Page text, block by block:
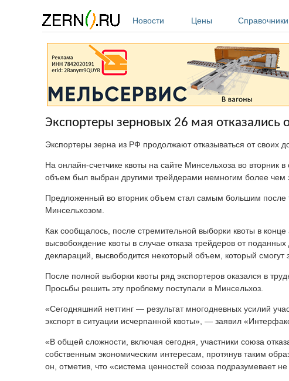
Новости
Цены Справочники
Экспортеры зерновых 26 мая отказались
Экспортеры зерна из РФ продолжают отказываться от
На онлайн-счетчике квоты на сайте Минсельхоза во вторник
объем был выбран другими трейдерами немногим более чем
Предложенный во вторник объем стал самым большим после
Минсельхозом.
Как сообщалось, после стремительной выборки квоты в
высвобождение квоты в случае отказа трейдеров от
деклараций, высвободится некоторый объем, который
После полной выборки квоты ряд экспортеров оказался в
Просьбы решить эту проблему поступали в Минсельхоз.
«Сегодняшний неттинг — результат многодневных усилий
экспорт в ситуации исчерпанной квоты», — заявил
«В общей сложности, включая сегодня, участники союза
собственным экономическим интересам, протянув таким
он, отметив, что «система ценностей союза подразумевает